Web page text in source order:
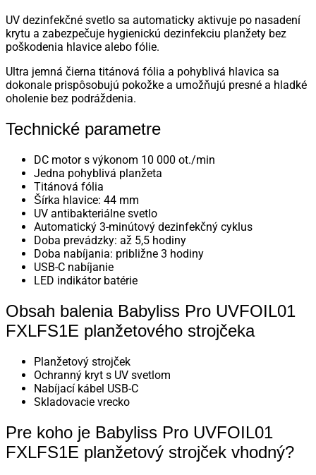
UV dezinfekčné svetlo sa automaticky aktivuje po nasadení
krytu a zabezpečuje hygienickú dezinfekciu planžety bez
poškodenia hlavice alebo fólie.
Ultra jemná čierna titánová fólia a pohyblivá hlavica sa
dokonale prispôsobujú pokožke a umožňujú presné a hladké
oholenie bez podráždenia.
Technické parametre
DC motor s výkonom 10 000 ot./min
Jedna pohyblivá planžeta
Titánová fólia
Šírka hlavice: 44 mm
UV antibakteriálne svetlo
Automatický 3-minútový dezinfekčný cyklus
Doba prevádzky: až 5,5 hodiny
Doba nabíjania: približne 3 hodiny
USB-C nabíjanie
LED indikátor batérie
Obsah balenia Babyliss Pro UVFOIL01
FXLFS1E planžetového strojčeka
Planžetový strojček
Ochranný kryt s UV svetlom
Nabíjací kábel USB-C
Skladovacie vrecko
Pre koho je Babyliss Pro UVFOIL01
FXLFS1E planžetový strojček vhodný?